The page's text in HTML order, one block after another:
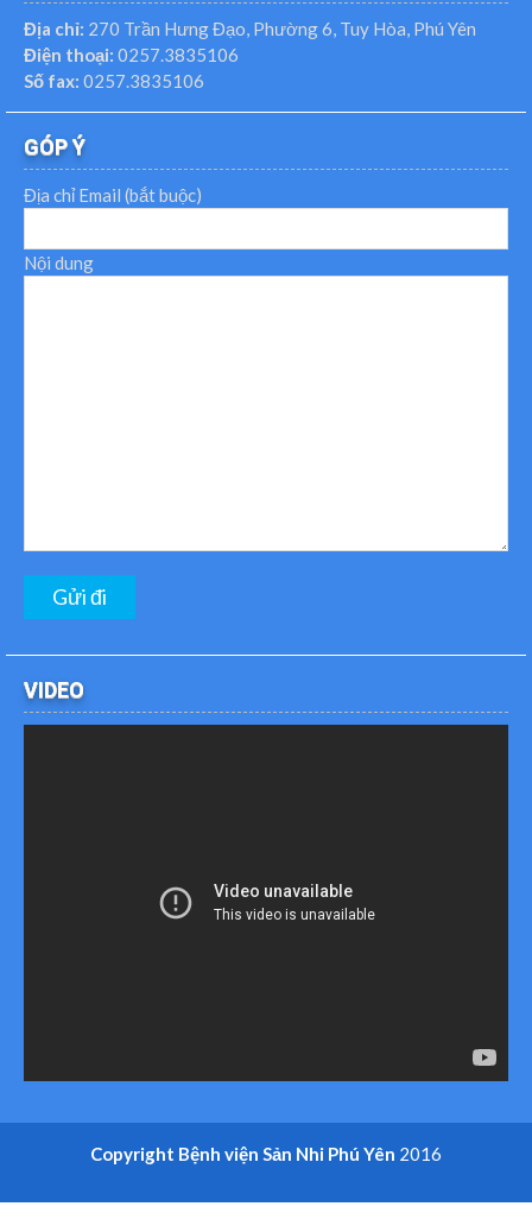
Địa chỉ: 270 Trần Hưng Đạo, Phường 6, Tuy Hòa, Phú Yên
Điện thoại: 0257.3835106
Số fax: 0257.3835106
GÓP Ý
Địa chỉ Email (bắt buộc)
Nội dung
VIDEO
Copyright Bệnh viện Sản Nhi Phú Yên 2016